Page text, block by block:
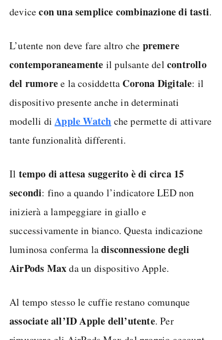
devicecon una semplice combinazione di tasti.
L’utente non deve fare altro che premere
contemporaneamente il pulsante delcontrollo
del rumoree la cosiddetta Corona Digitale: il
dispositivo presente anche in determinati
modelli diApple Watch che permette di attivare
tante funzionalità differenti.
Il tempo di attesa suggerito è di circa 15
secondi: fino a quando l’indicatore LED non
inizierà a lampeggiare in giallo e
successivamente in bianco. Questa indicazione
luminosa conferma ladisconnessione degli
AirPods Maxda un dispositivo Apple.
Al tempo stesso le cuffie restano comunque
associate all’ID Apple dell’utente. Per